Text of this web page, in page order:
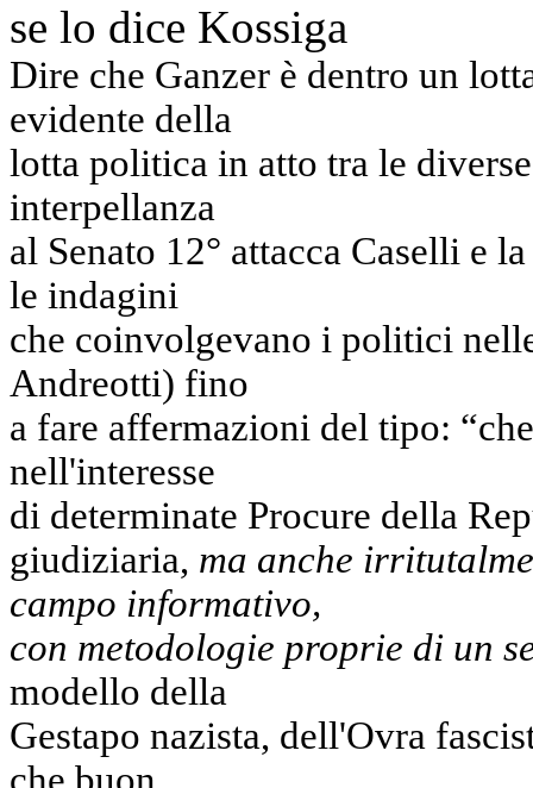
se lo dice Kossiga
Dire che Ganzer è dentro un
evidente della
lotta politica in atto tra le
interpellanza
al Senato 12° attacca Caselli e
le indagini
che coinvolgevano i politici
Andreotti) fino
a fare affermazioni del tipo:
nell'interesse
di determinate Procure della
giudiziaria, ma anche
campo informativo,
con metodologie proprie di un
modello della
Gestapo nazista, dell'Ovra